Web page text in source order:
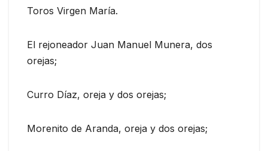
Toros Virgen María.
El rejoneador Juan Manuel Munera, dos
orejas;
Curro Díaz, oreja y dos orejas;
Morenito de Aranda, oreja y dos orejas;